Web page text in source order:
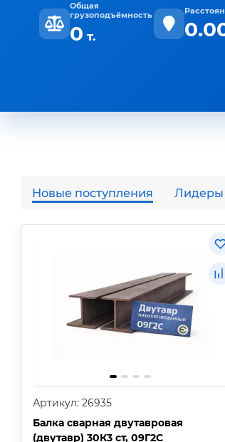
Общая
грузоподъёмность
0 т.
Новые поступления
Артикул: 26935
Балка сварная двутавровая
(двутавр) 30К3 ст, 09Г2С